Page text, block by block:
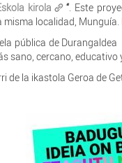
kirola “. Este
localidad,
pública de
sano, cercano, educativo
de la ikastola Geroa de